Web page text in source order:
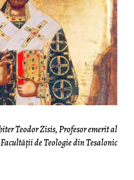
Teodor Zisis, Profesor emerit al
Facultății de Teologie din Tesalonic